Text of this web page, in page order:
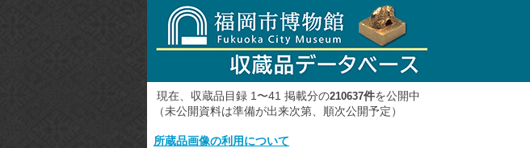
現在、収蔵品目録 1〜41 掲載分の210637件を公開中
（未公開資料は準備が出来次第、順次公開予定）
所蔵品画像の利用について